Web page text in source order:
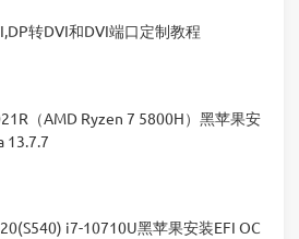
转DVI和DVI端口定制教程
（AMD Ryzen 7 5800H）黑苹果安
13.7.7
i7-10710U黑苹果安装EFI OC